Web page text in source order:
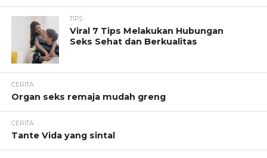
TIPS
Viral 7 Tips Melakukan Hubungan
Seks Sehat dan Berkualitas
CERITA
Organ seks remaja mudah greng
CERITA
Tante Vida yang sintal